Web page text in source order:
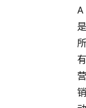
A
是
所
有
营
销